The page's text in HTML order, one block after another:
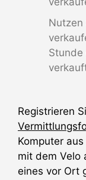
Nutzen
Stunde
Registrieren
Komputer
mit dem Velo
eines vor Ort